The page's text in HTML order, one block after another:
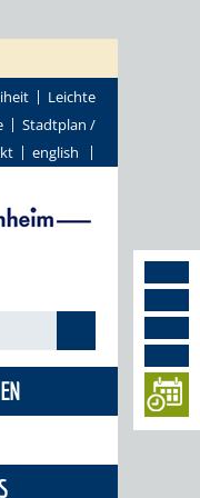
Leichte
Stadtplan /
english